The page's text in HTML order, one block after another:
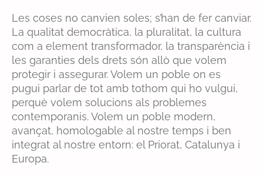
Les coses no canvien soles; s’han de fer canviar.
La qualitat democràtica, la pluralitat, la cultura
com a element transformador, la transparència i
les garanties dels drets són allò que volem
protegir i assegurar. Volem un poble on es
pugui parlar de tot amb tothom qui ho vulgui,
perquè volem solucions als problemes
contemporanis. Volem un poble modern,
avançat, homologable al nostre temps i ben
integrat al nostre entorn: el Priorat, Catalunya i
Europa.